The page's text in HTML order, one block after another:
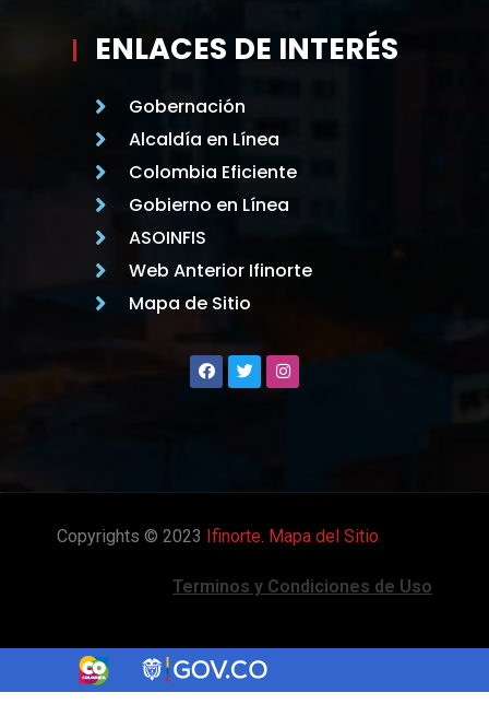
ENLACES DE INTERÉS
Gobernación
Alcaldía en Línea
Colombia Eficiente
Gobierno en Línea
ASOINFIS
Web Anterior Ifinorte
Mapa de Sitio
Copyrights © 2023 Ifinorte Mapa del Sitio
Terminos y Condiciones de Uso